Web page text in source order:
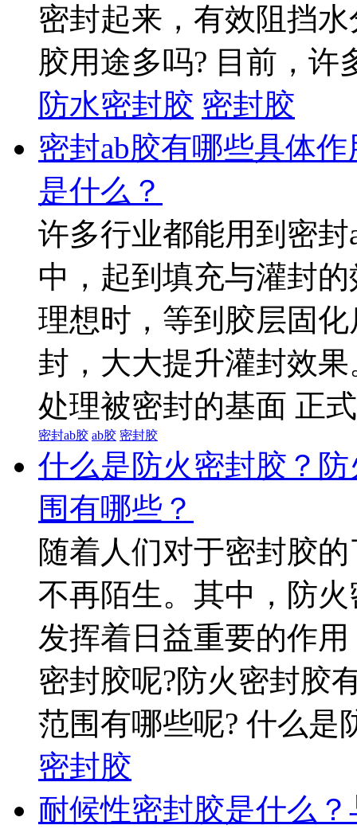
密封起来，有效阻挡
胶用途多吗? 目前，许
防水密封胶 密封胶
密封ab胶有哪些具体
是什么？
许多行业都能用到密
中，起到填充与灌封
理想时，等到胶层固
封，大大提升灌封效
处理被密封的基面 正
密封ab胶 ab胶 密封胶
什么是防火密封胶？
围有哪些？
随着人们对于密封胶
不再陌生。其中，防
发挥着日益重要的作
密封胶呢?防火密封胶
范围有哪些呢? 什么是
密封胶
耐候性密封胶是什么